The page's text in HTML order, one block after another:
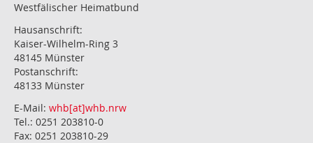
Westfälischer Heimatbund
Hausanschrift:
Kaiser-Wilhelm-Ring 3
48145 Münster
Postanschrift:
48133 Münster
E-Mail: whb[at]whb.nrw
Tel.: 0251 203810-0
Fax: 0251 203810-29